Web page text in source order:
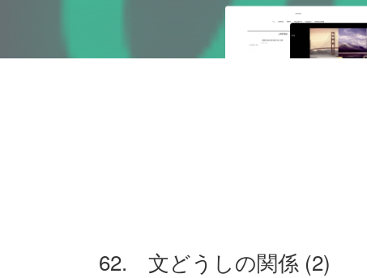
62. 文どうしの関係 (2)